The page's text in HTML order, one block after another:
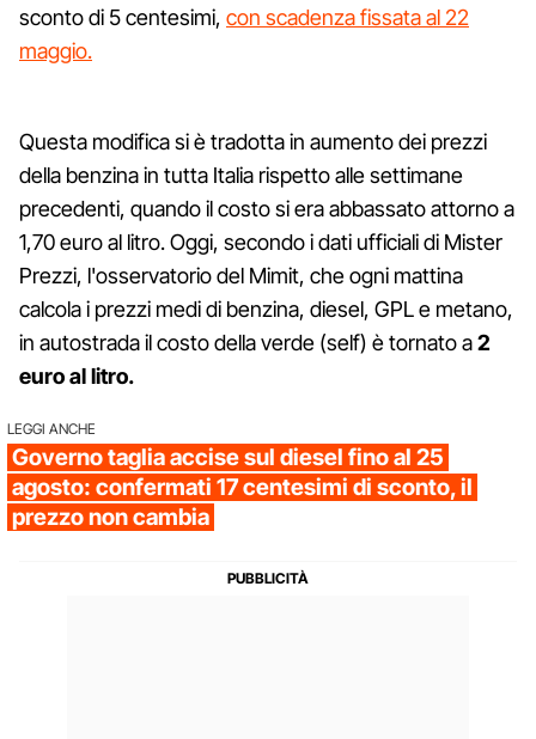
sconto di 5 centesimi, con scadenza fissata al 22
maggio.
Questa modifica si è tradotta in aumento dei prezzi
della benzina in tutta Italia rispetto alle settimane
precedenti, quando il costo si era abbassato attorno a
1,70 euro al litro. Oggi, secondo i dati ufficiali di Mister
Prezzi, l'osservatorio del Mimit, che ogni mattina
calcola i prezzi medi di benzina, diesel, GPL e metano,
in autostrada il costo della verde (self) è tornato a2
euro al litro.
LEGGI ANCHE
Governo taglia accise sul diesel fino al 25
agosto: confermati 17 centesimi di sconto, il
prezzo non cambia